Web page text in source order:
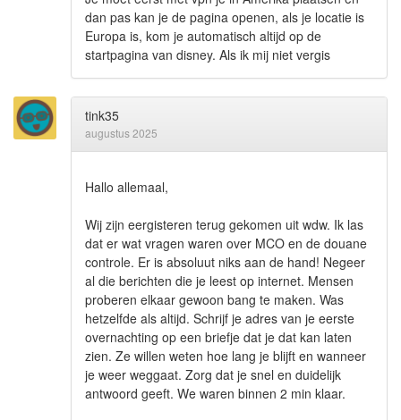
dan pas kan je de pagina openen, als je locatie is
Europa is, kom je automatisch altijd op de
startpagina van disney. Als ik mij niet vergis
tink35
augustus 2025
Hallo allemaal,
Wij zijn eergisteren terug gekomen uit wdw. Ik las
dat er wat vragen waren over MCO en de douane
controle. Er is absoluut niks aan de hand! Negeer
al die berichten die je leest op internet. Mensen
proberen elkaar gewoon bang te maken. Was
hetzelfde als altijd. Schrijf je adres van je eerste
overnachting op een briefje dat je dat kan laten
zien. Ze willen weten hoe lang je blijft en wanneer
je weer weggaat. Zorg dat je snel en duidelijk
antwoord geeft. We waren binnen 2 min klaar.